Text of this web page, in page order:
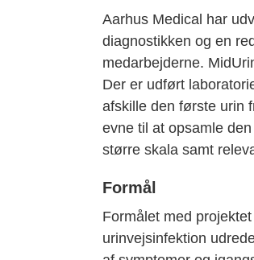
Aarhus Medical har
diagnostikken og en
medarbejderne.
Der er udført
afskille den første urin
evne til at opsamle
større skala samt
Formål
Formålet med
urinvejsinfektion